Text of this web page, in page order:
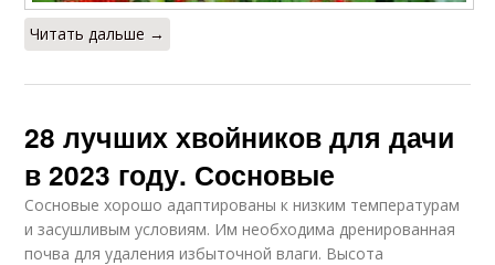
Читать дальше →
28 лучших хвойников для дачи
в 2023 году. Сосновые
Сосновые хорошо адаптированы к низким температурам
и засушливым условиям. Им необходима дренированная
почва для удаления избыточной влаги. Высота